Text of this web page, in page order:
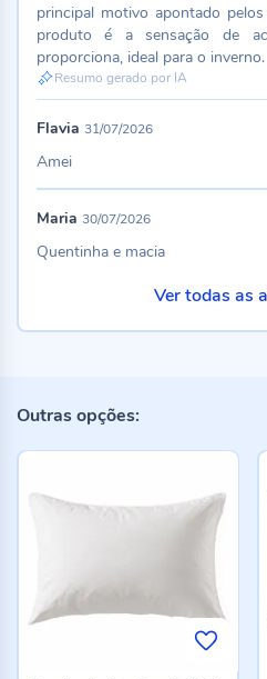
principal motivo apontado
produto é a sensação de
proporciona, ideal para o inverno.
Resumo gerado por IA
Flavia 31/07/2026
Amei
Maria 30/07/2026
Quentinha e macia
Ver todas as
Outras opções: